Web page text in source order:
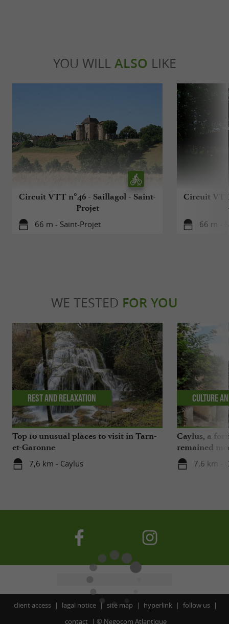
YOU WILL ALSO LIKE
Circuit VTT n°46 - Saillagol - Saint-
Projet
66 m - Saint-Projet
Circuit
66 m -
WE TESTED FOR YOU
Top 10 unusual places to visit in Tarn-
et-Garonne
7,6 km - Caylus
Rest and relaxation
Caylus, a
remained
7,6 km -
Culture
client access lagal notice site map hyperlink
follow us
contact
© Negocom Atlantique